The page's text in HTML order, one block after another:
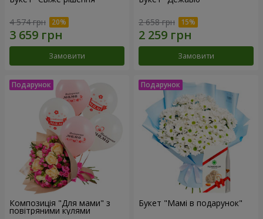
4 574 грн
Замовити
2 658 грн
Замовити
Композиція "Для мами" з
повітряними кулями
Букет "Мамі в подарунок"